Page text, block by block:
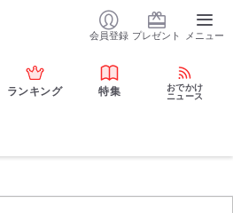
会員登録 プレゼント メニュー
ランキング 特集
おでかけ
ニュース